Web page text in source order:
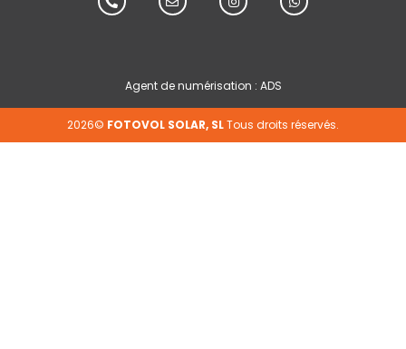
Agent de numérisation : ADS
2026© FOTOVOL SOLAR, SLTous droits réservés.